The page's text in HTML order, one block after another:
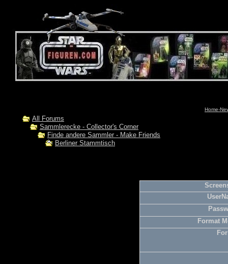
Home-
All Forums
Sammlerecke - Collector's Corner
Finde andere Sammler - Make Friends
Berliner Stammtisch
Format